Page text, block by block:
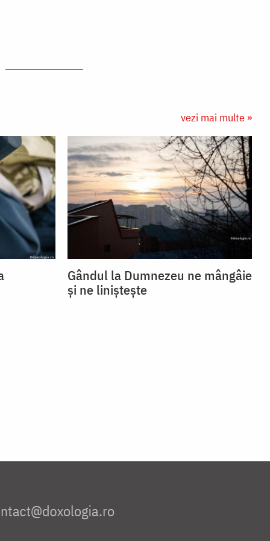
vezi mai multe »
Gândul la Dumnezeu ne mângâie
și ne liniștește